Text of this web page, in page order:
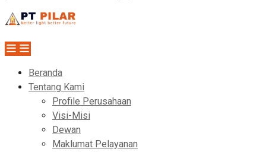
Beranda
Tentang Kami
Profile Perusahaan
Visi-Misi
Dewan
Maklumat Pelayanan